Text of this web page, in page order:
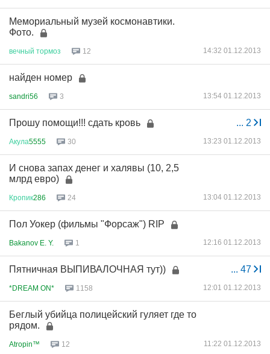
Мемориальный музей космонавтики.
Фото.
вечный тормоз 12 14:32 01.12.2013
найден номер
sandri56 3 13:54 01.12.2013
... 2
Прошу помощи!!! сдать кровь
Акула5555 30 13:23 01.12.2013
И снова запах денег и халявы (10, 2,5
млрд евро)
Кропик286 24 13:04 01.12.2013
Пол Уокер (фильмы "Форсаж") RIP
Bakanov E. Y. 1 12:16 01.12.2013
... 47
Пятничная ВЫПИВАЛОЧНАЯ тут))
*DREAM ON* 1158 12:01 01.12.2013
Беглый убийца полицейский гуляет где то
рядом.
Atropin™ 12 11:22 01.12.2013